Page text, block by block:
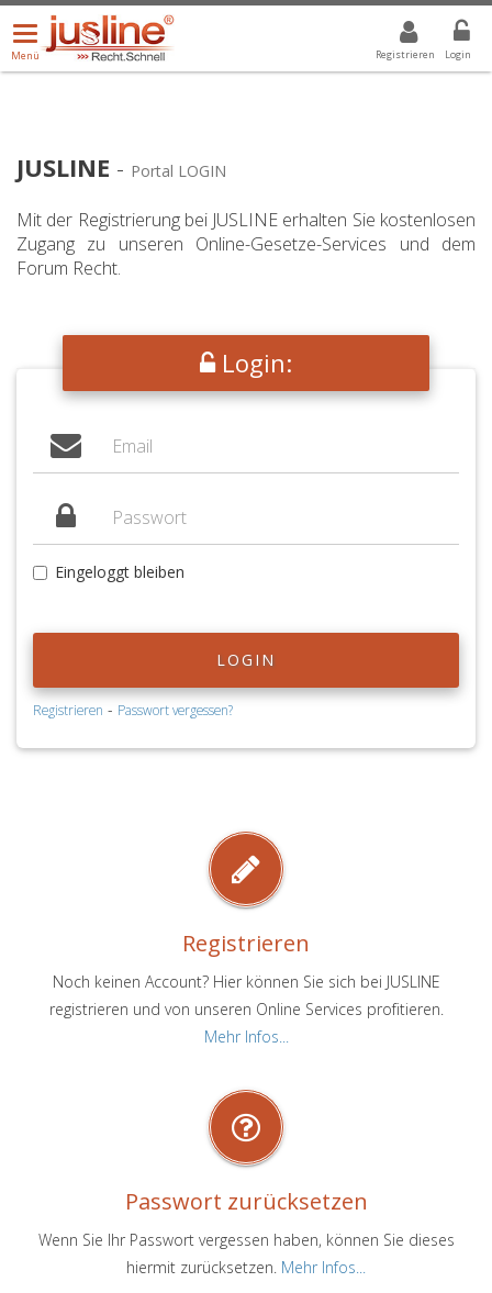
Registrieren Login
Menü
öffnen/schließen
Menü
ALLE DROPDOWN: GEWÄHLTER WERT IST ALLE
JUSLINE - Portal LOGIN
Mit der Registrierung bei JUSLINE erhalten Sie kostenlosen
Zugang zu unseren Online-Gesetze-Services und dem
Forum Recht.
Login:
Eingeloggt bleiben
LOGIN
Registrieren - Passwort vergessen?
Registrieren
Noch keinen Account? Hier können Sie sich bei JUSLINE
registrieren und von unseren Online Services profitieren.
Mehr Infos...
Passwort zurücksetzen
Wenn Sie Ihr Passwort vergessen haben, können Sie dieses
hiermit zurücksetzen. Mehr Infos...